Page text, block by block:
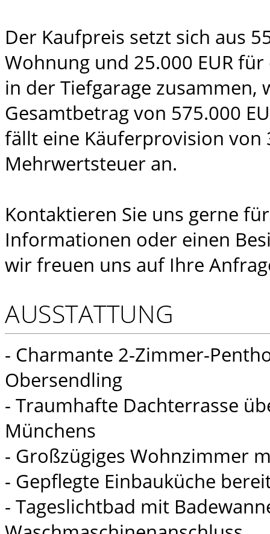
Der Kaufpreis setzt sich aus
Wohnung und 25.000 EUR
in der Tiefgarage zusammen,
Gesamtbetrag von 575.000
fällt eine Käuferprovision von
Mehrwertsteuer an.
Kontaktieren Sie uns gerne
Informationen oder einen
wir freuen uns auf Ihre
AUSSTATTUNG
- Charmante 2-Zimmer-
Obersendling
- Traumhafte Dachterrasse
Münchens
- Großzügiges Wohnzimmer
- Gepflegte Einbauküche
- Tageslichtbad mit